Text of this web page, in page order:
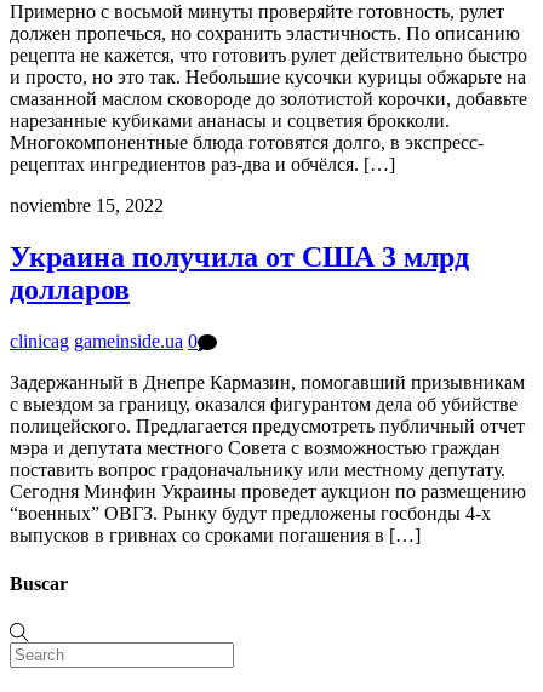
Примерно с восьмой минуты проверяйте готовность, рулет
должен пропечься, но сохранить эластичность. По описанию
рецепта не кажется, что готовить рулет действительно быстро
и просто, но это так. Небольшие кусочки курицы обжарьте на
смазанной маслом сковороде до золотистой корочки, добавьте
нарезанные кубиками ананасы и соцветия брокколи.
Многокомпонентные блюда готовятся долго, в экспресс-
рецептах ингредиентов раз-два и обчёлся. […]
noviembre 15, 2022
Украина получила от США 3 млрд
долларов
clinicag gameinside.ua 0
Задержанный в Днепре Кармазин, помогавший призывникам
с выездом за границу, оказался фигурантом дела об убийстве
полицейского. Предлагается предусмотреть публичный отчет
мэра и депутата местного Совета с возможностью граждан
поставить вопрос градоначальнику или местному депутату.
Сегодня Минфин Украины проведет аукцион по размещению
“военных” ОВГЗ. Рынку будут предложены госбонды 4-х
выпусков в гривнах со сроками погашения в […]
Buscar